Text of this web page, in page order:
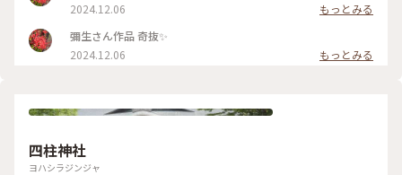
2024.12.06
もっとみる
彌生さん作品 奇抜✨
2024.12.06
もっとみる
四柱神社
ヨハシラジンジャ